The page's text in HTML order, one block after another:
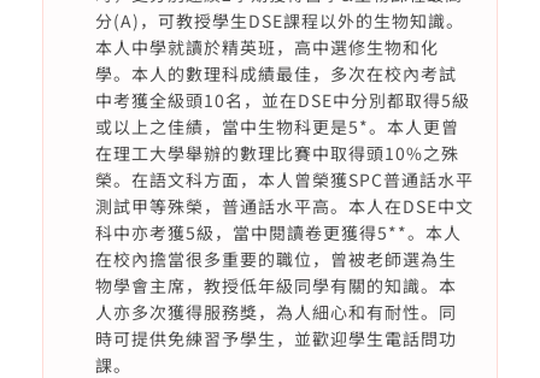
分(A)，可教授學生DSE課程以外的生物知識。
本人中學就讀於精英班，高中選修生物和化
學。本人的數理科成績最佳，多次在校內考試
中考獲全級頭10名，並在DSE中分別都取得5級
或以上之佳績，當中生物科更是5*。本人更曾
在理工大學舉辦的數理比賽中取得頭10%之殊
榮。在語文科方面，本人曾榮獲SPC普通話水平
測試甲等殊榮，普通話水平高。本人在DSE中文
科中亦考獲5級，當中閱讀卷更獲得5**。本人
在校內擔當很多重要的職位，曾被老師選為生
物學會主席，教授低年級同學有關的知識。本
人亦多次獲得服務獎，為人細心和有耐性。同
時可提供免練習予學生，並歡迎學生電話問功
課。